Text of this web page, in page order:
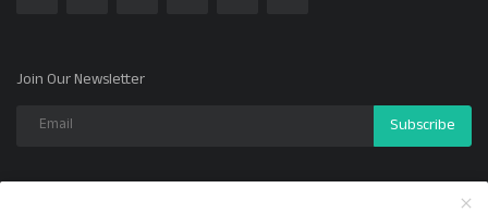
Join Our Newsletter
Subscribe